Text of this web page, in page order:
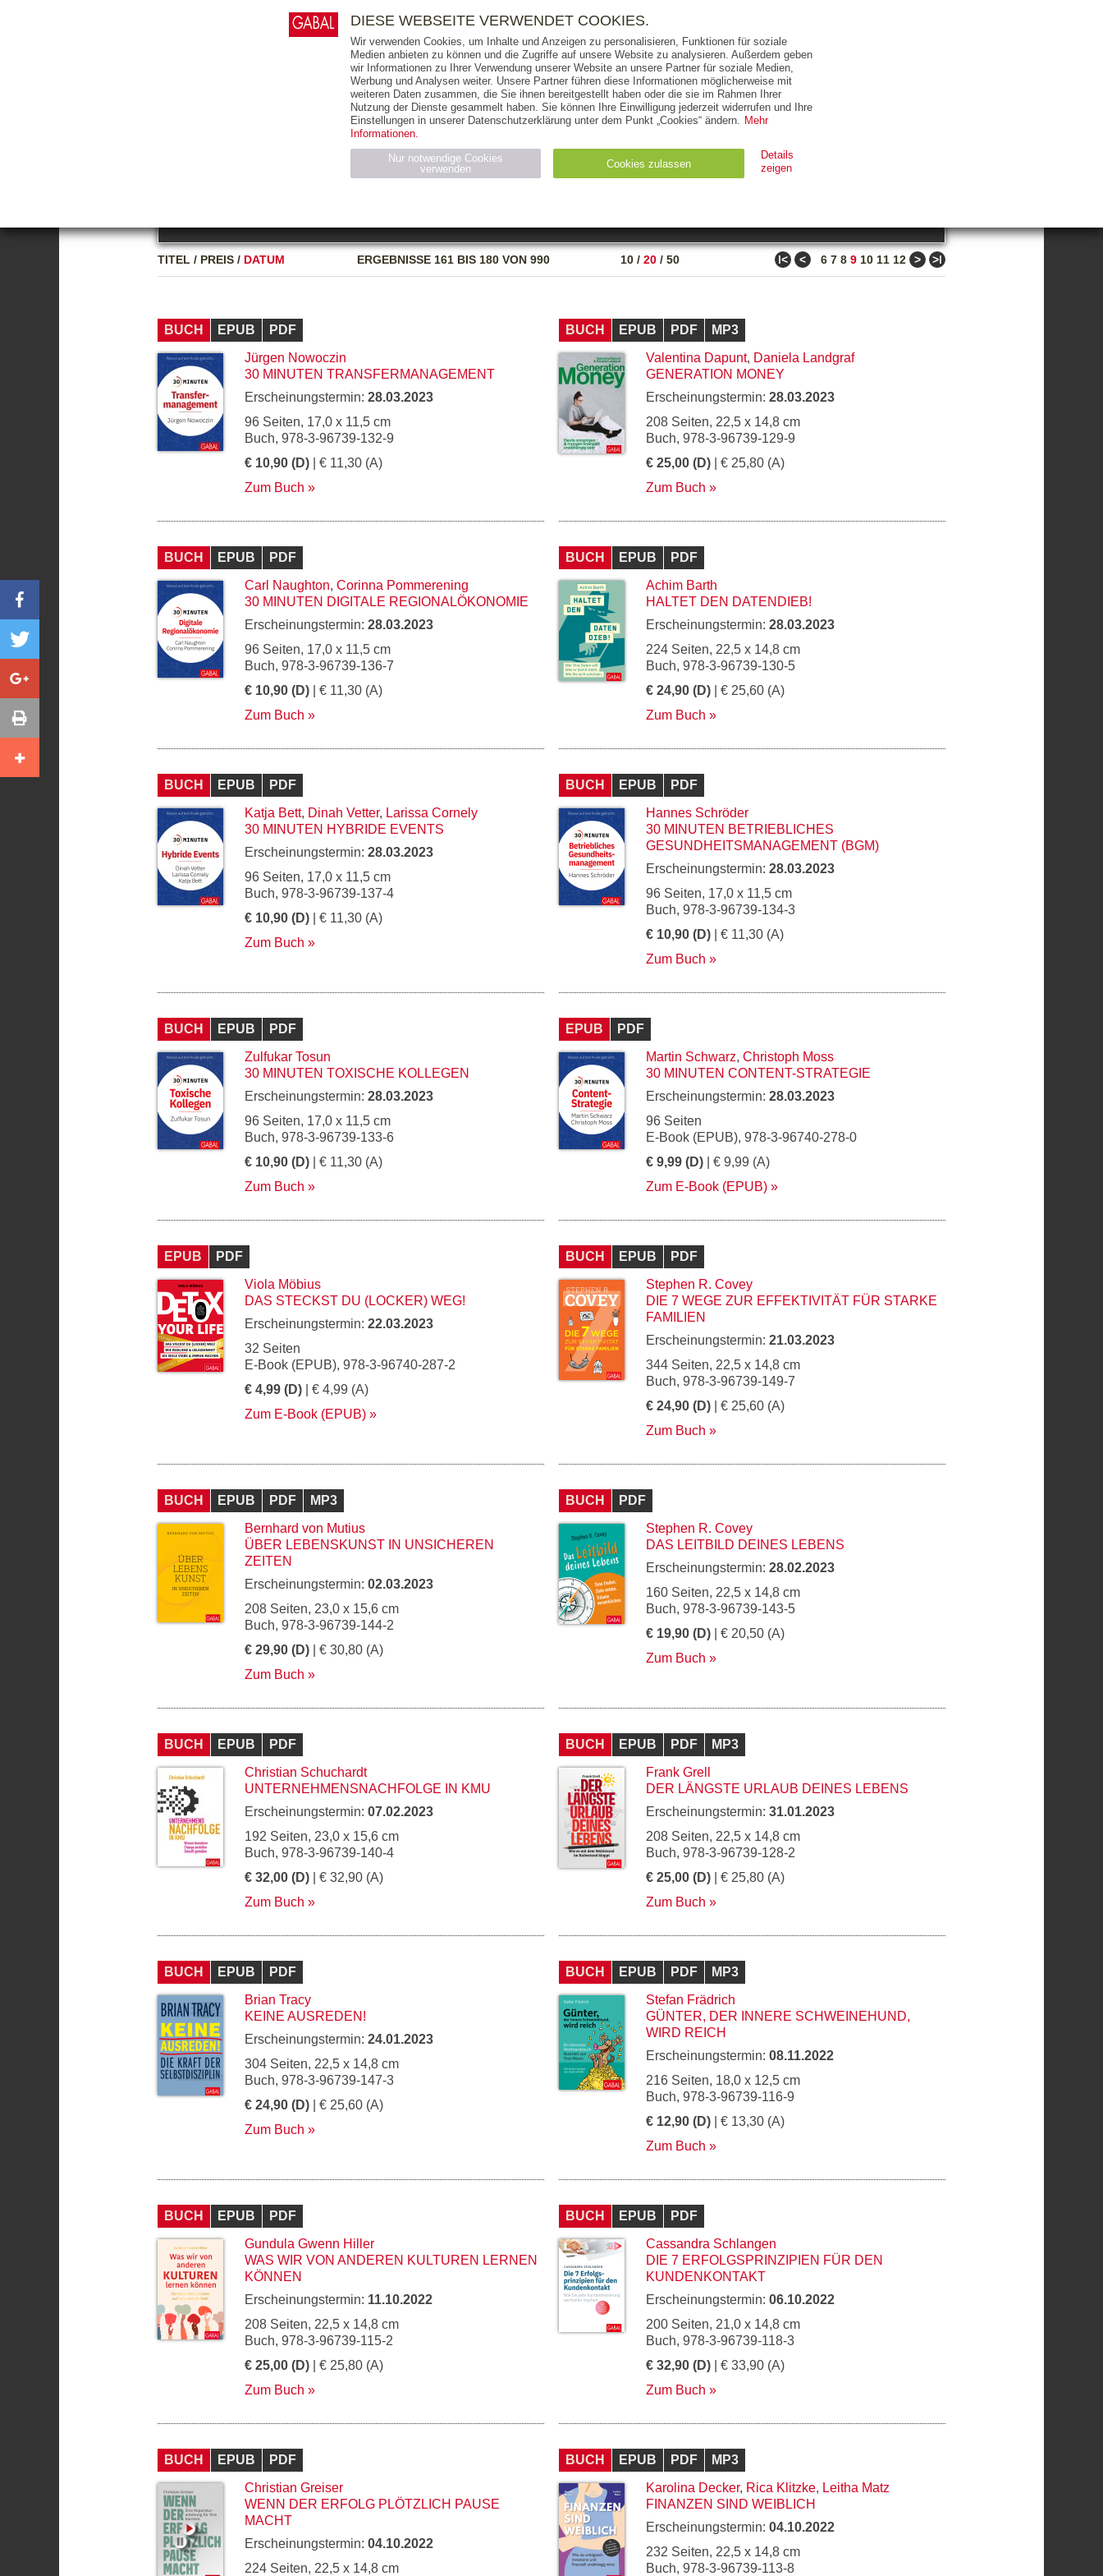
AUSGABEART AUS DER REIHE ZUM THEMA
TITEL / PREIS / DATUM ERGEBNISSE161 BIS 180 VON 990 10 / 20 / 50 ǀ< < 6 7 8 9 10 11 12 > >ǀ
BUCH EPUB
PDF
Jürgen Nowoczin
30 MINUTEN TRANSFERMANAGEMENT
Erscheinungstermin: 28.03.2023
96 Seiten, 17,0 x 11,5 cm
Buch, 978-3-96739-132-9
€ 10,90 (D) | € 11,30 (A)
Zum Buch
BUCH EPUB PDF
MP3
Valentina Dapunt, Daniela Landgraf
GENERATION MONEY
Erscheinungstermin: 28.03.2023
208 Seiten, 22,5 x 14,8 cm
Buch, 978-3-96739-129-9
€ 25,00 (D) | € 25,80 (A)
Zum Buch
BUCH EPUB
PDF
Carl Naughton, Corinna Pommerening
30 MINUTEN DIGITALE REGIONALÖKONOMIE
Erscheinungstermin: 28.03.2023
96 Seiten, 17,0 x 11,5 cm
Buch, 978-3-96739-136-7
€ 10,90 (D) | € 11,30 (A)
Zum Buch
BUCH EPUB
PDF
Achim Barth
HALTET DEN DATENDIEB!
Erscheinungstermin: 28.03.2023
224 Seiten, 22,5 x 14,8 cm
Buch, 978-3-96739-130-5
€ 24,90 (D) | € 25,60 (A)
Zum Buch
BUCH EPUB
PDF
Katja Bett, Dinah Vetter, Larissa Cornely
30 MINUTEN HYBRIDE EVENTS
Erscheinungstermin: 28.03.2023
96 Seiten, 17,0 x 11,5 cm
Buch, 978-3-96739-137-4
€ 10,90 (D) | € 11,30 (A)
Zum Buch
BUCH EPUB
PDF
Hannes Schröder
30 MINUTEN BETRIEBLICHES
GESUNDHEITSMANAGEMENT (BGM)
Erscheinungstermin: 28.03.2023
96 Seiten, 17,0 x 11,5 cm
Buch, 978-3-96739-134-3
€ 10,90 (D) | € 11,30 (A)
Zum Buch
BUCH EPUB
PDF
Zulfukar Tosun
30 MINUTEN TOXISCHE KOLLEGEN
Erscheinungstermin: 28.03.2023
96 Seiten, 17,0 x 11,5 cm
Buch, 978-3-96739-133-6
€ 10,90 (D) | € 11,30 (A)
Zum Buch
EPUB
PDF
Martin Schwarz, Christoph Moss
30 MINUTEN CONTENT-STRATEGIE
Erscheinungstermin: 28.03.2023
96 Seiten
E-Book (EPUB), 978-3-96740-278-0
€ 9,99 (D) | € 9,99 (A)
Zum E-Book (EPUB)
EPUB
PDF
Viola Möbius
DAS STECKST DU (LOCKER) WEG!
Erscheinungstermin: 22.03.2023
32 Seiten
E-Book (EPUB), 978-3-96740-287-2
€ 4,99 (D) | € 4,99 (A)
Zum E-Book (EPUB)
BUCH EPUB
PDF
Stephen R. Covey
DIE 7 WEGE ZUR EFFEKTIVITÄT FÜR STARKE
FAMILIEN
Erscheinungstermin: 21.03.2023
344 Seiten, 22,5 x 14,8 cm
Buch, 978-3-96739-149-7
€ 24,90 (D) | € 25,60 (A)
Zum Buch
BUCH EPUB PDF
MP3
Bernhard von Mutius
ÜBER LEBENSKUNST IN UNSICHEREN
ZEITEN
Erscheinungstermin: 02.03.2023
208 Seiten, 23,0 x 15,6 cm
Buch, 978-3-96739-144-2
€ 29,90 (D) | € 30,80 (A)
Zum Buch
BUCH
PDF
Stephen R. Covey
DAS LEITBILD DEINES LEBENS
Erscheinungstermin: 28.02.2023
160 Seiten, 22,5 x 14,8 cm
Buch, 978-3-96739-143-5
€ 19,90 (D) | € 20,50 (A)
Zum Buch
BUCH EPUB
PDF
Christian Schuchardt
UNTERNEHMENSNACHFOLGE IN KMU
Erscheinungstermin: 07.02.2023
192 Seiten, 23,0 x 15,6 cm
Buch, 978-3-96739-140-4
€ 32,00 (D) | € 32,90 (A)
Zum Buch
BUCH EPUB PDF
MP3
Frank Grell
DER LÄNGSTE URLAUB DEINES LEBENS
Erscheinungstermin: 31.01.2023
208 Seiten, 22,5 x 14,8 cm
Buch, 978-3-96739-128-2
€ 25,00 (D) | € 25,80 (A)
Zum Buch
BUCH EPUB
PDF
Brian Tracy
KEINE AUSREDEN!
Erscheinungstermin: 24.01.2023
304 Seiten, 22,5 x 14,8 cm
Buch, 978-3-96739-147-3
€ 24,90 (D) | € 25,60 (A)
Zum Buch
BUCH EPUB PDF
MP3
Stefan Frädrich
GÜNTER, DER INNERE SCHWEINEHUND,
WIRD REICH
Erscheinungstermin: 08.11.2022
216 Seiten, 18,0 x 12,5 cm
Buch, 978-3-96739-116-9
€ 12,90 (D) | € 13,30 (A)
Zum Buch
BUCH EPUB
PDF
Gundula Gwenn Hiller
WAS WIR VON ANDEREN KULTUREN LERNEN
KÖNNEN
Erscheinungstermin: 11.10.2022
208 Seiten, 22,5 x 14,8 cm
Buch, 978-3-96739-115-2
€ 25,00 (D) | € 25,80 (A)
Zum Buch
BUCH EPUB
PDF
Cassandra Schlangen
DIE 7 ERFOLGSPRINZIPIEN FÜR DEN
KUNDENKONTAKT
Erscheinungstermin: 06.10.2022
200 Seiten, 21,0 x 14,8 cm
Buch, 978-3-96739-118-3
€ 32,90 (D) | € 33,90 (A)
Zum Buch
BUCH EPUB
PDF
Christian Greiser
WENN DER ERFOLG PLÖTZLICH PAUSE
MACHT
Erscheinungstermin: 04.10.2022
224 Seiten, 22,5 x 14,8 cm
BUCH EPUB PDF
MP3
Karolina Decker, Rica Klitzke, Leitha Matz
FINANZEN SIND WEIBLICH
Erscheinungstermin: 04.10.2022
232 Seiten, 22,5 x 14,8 cm
Buch, 978-3-96739-113-8
E-BOOKS AUDIO-CDS MP3 NON-BOOKS
THEMEN AUTOREN VERLAG
RIGHTS PRESSE HANDEL FÜR UNTERNEHMEN
DIESE WEBSEITE VERWENDET COOKIES.
Wir verwenden Cookies, um Inhalte und Anzeigen zu personalisieren, Funktionen für soziale
Medien anbieten zu können und die Zugriffe auf unsere Website zu analysieren. Außerdem geben
wir Informationen zu Ihrer Verwendung unserer Website an unsere Partner für soziale Medien,
Werbung und Analysen weiter. Unsere Partner führen diese Informationen möglicherweise mit
weiteren Daten zusammen, die Sie ihnen bereitgestellt haben oder die sie im Rahmen Ihrer
Nutzung der Dienste gesammelt haben. Sie können Ihre Einwilligung jederzeit widerrufen und Ihre
Einstellungen in unserer Datenschutzerklärung unter dem Punkt „Cookies“ ändern. Mehr
Informationen.
Nur notwendige Cookies
verwenden
Cookies zulassen
Details
zeigen
Name Anbieter Zweck Ablauf
Typ
CMS_SESSION_ID
gabal-
Wird für die Speicherung der Benutzer-Session verwendet HTTP